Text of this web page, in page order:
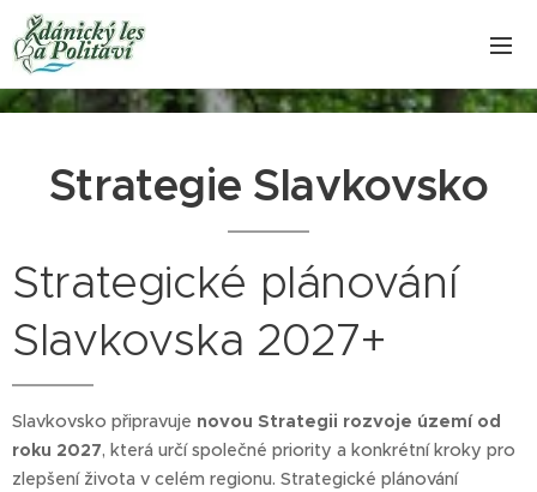
Strategie Slavkovsko
Strategické plánování
Slavkovska 2027+
Slavkovsko připravuje novou Strategii rozvoje území od
roku 2027, která určí společné priority a konkrétní kroky pro
zlepšení života v celém regionu. Strategické plánování